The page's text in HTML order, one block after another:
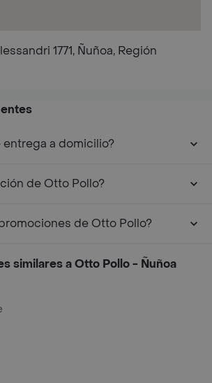
1771, Ñuñoa, Región
entrega a domicilio?
de Otto Pollo?
de Otto Pollo?
similares a Otto Pollo - Ñuñoa